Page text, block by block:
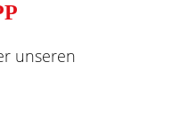
unseren